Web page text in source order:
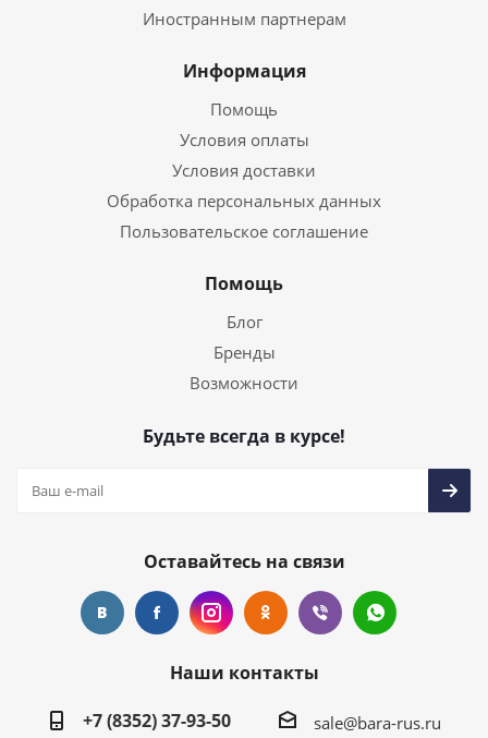
Иностранным партнерам
Информация
Помощь
Условия оплаты
Условия доставки
Обработка персональных данных
Пользовательское соглашение
Помощь
Блог
Бренды
Возможности
Будьте всегда в курсе!
Оставайтесь на связи
Наши контакты
+7 (8352) 37-93-50
sale@bara-rus.ru